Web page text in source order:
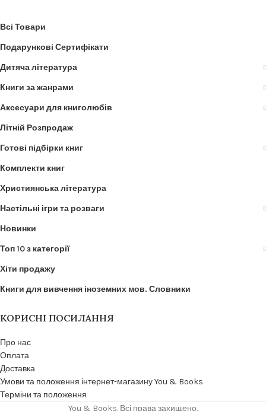
Всі Товари
Подарункові Сертифікати
Дитяча література
Книги за жанрами
Аксесуари для книголюбів
Літній Розпродаж
Готові підбірки книг
Комплекти книг
Християнська література
Настільні ігри та розваги
Новинки
Топ 10 з категорії
Хіти продажу
Книги для вивчення іноземних мов. Словники
КОРИСНІ ПОСИЛАННЯ
Про нас
Оплата
Доставка
Умови та положення інтернет-магазину You & Books
Терміни та положення
You & Books. Всі права захищено.